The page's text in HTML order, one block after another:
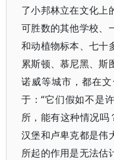
了小邦林立在文化上
可胜数的其他学校、
和动植物标本、七十
累斯顿、慕尼黑、斯
诺威等城市，都在
于：“它们假如不是
所，能有这种情况吗
汉堡和卢卑克都是伟
所起的作用是无法估